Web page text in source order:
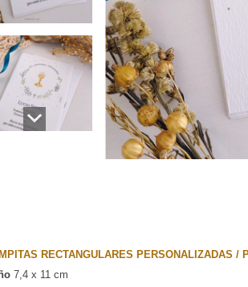
RECTANGULARES PERSONALIZADAS /
7,4 x 11 cm